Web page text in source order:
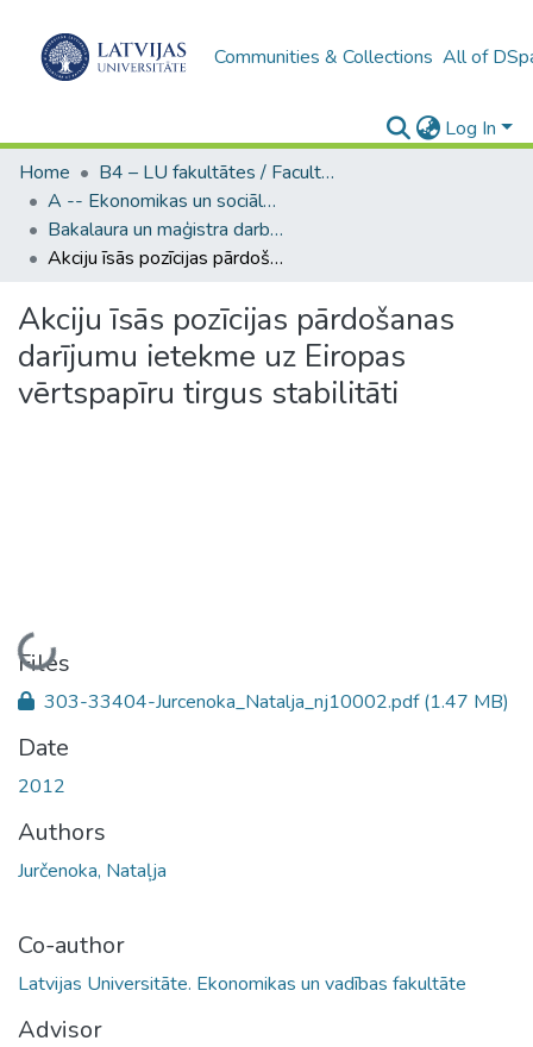
Communities & Collections All of
Log In
Home
B4 – LU fakultātes / Faculties of the UL
A -- Ekonomikas un sociālo zinātņu fakultāte / Faculty of Economics and Social Sciences
Bakalaura un maģistra darbi (ESZF) / Bachelor's and Master's theses
Akciju īsās pozīcijas pārdošanas darījumu ietekme uz Eiropas vērtspapīru tirgus stabilitāti
Akciju īsās pozīcijas pārdošanas
darījumu ietekme uz Eiropas
vērtspapīru tirgus stabilitāti
Loading...
Files
303-33404-Jurcenoka_Natalja_nj10002.pdf(1.47 MB)
Date
2012
Authors
Jurčenoka, Nataļja
Co-author
Latvijas Universitāte. Ekonomikas un vadības fakultāte
Advisor